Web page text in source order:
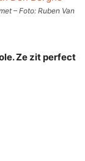
– Foto: Ruben Van
Ze zit perfect